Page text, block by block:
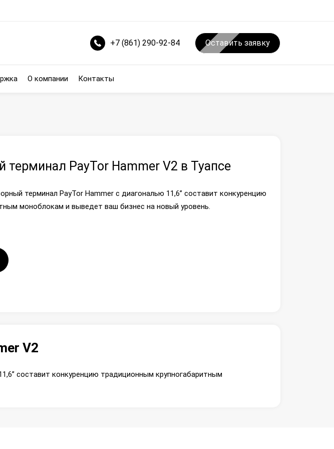
+7 (861) 290-92-84 Оставить заявку
О компании Контакты
терминал PayTor Hammer V2 в Туапсе
терминал PayTor Hammer с диагональю 11,6’’ составит конкуренцию
моноблокам и выведет ваш бизнес на новый уровень.
V2
составит конкуренцию традиционным крупногабаритным